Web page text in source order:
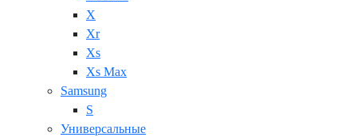
X
Xr
Xs
Xs Max
Samsung
S
Универсальные